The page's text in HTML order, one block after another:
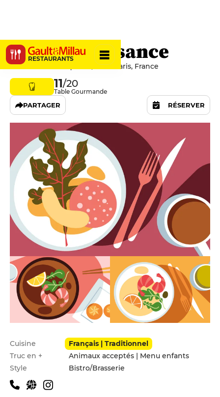
RESTAURANTS
A La Renaissance
87 Rue De La Roquette, 75011 Paris, France
11/20
Table Gourmande
PARTAGER RÉSERVER
Infos pratiques
Cuisine
Français | Traditionnel
Truc en +
Animaux acceptés | Menu enfants
Style
Bistro/Brasserie